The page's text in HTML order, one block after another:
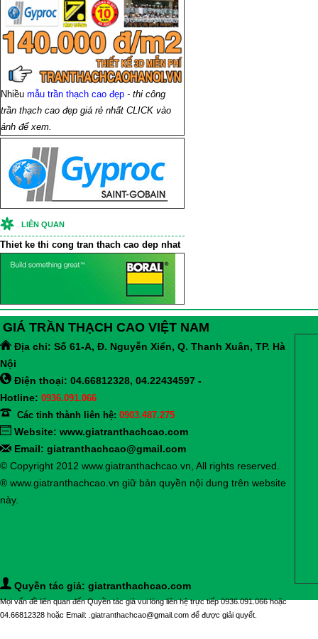
Nhiều mẫu trần thạch cao đẹp - thi công
trần thạch cao đẹp giá rẻ nhất CLICK vào
ảnh để xem.
LIÊN QUAN
Thiet ke thi cong tran thach cao dep nhat
GIÁ TRẦN THẠCH CAO VIỆT NAM
Địa chỉ: Số 61-A, Đ. Nguyễn Xiển, Q. Thanh Xuân, TP. Hà
Nội
Điện thoại: 04.66812328, 04.22434597 -
Hotline: 0936.091.066
Các tỉnh thành liên hệ: 0903.487.275
Website: www.giatranthachcao.com
Email: giatranthachcao@gmail.com
© Copyright 2012 www.giatranthachcao.vn, All rights reserved.
® www.giatranthachcao.vn giữ bản quyền nội dung trên website
này.
Quyền tác giả: giatranthachcao.com
Mọi vấn đề liên quan đến Quyền tác giả vui lòng liên hệ trực tiếp 0936.091.066 hoặc
04.66812328 hoặc Email: .giatranthachcao@gmail.com để được giải quyết.